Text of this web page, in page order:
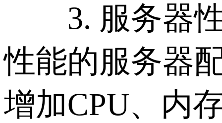
3. 服务器性
性能的服务器
增加CPU、内